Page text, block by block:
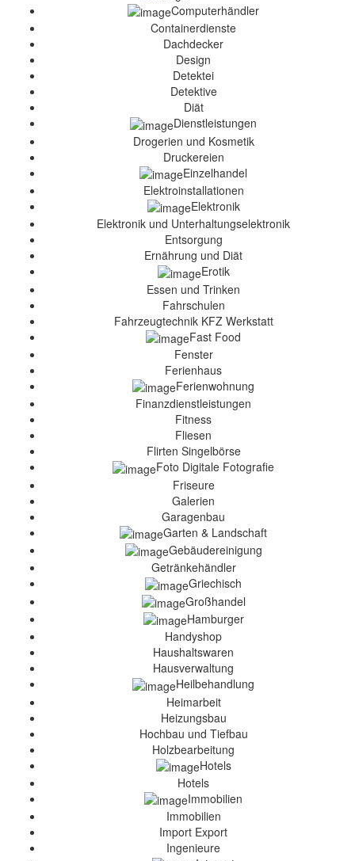
Computerhändler
Containerdienste
Dachdecker
Design
Detektei
Detektive
Diät
Dienstleistungen
Drogerien und Kosmetik
Druckereien
Einzelhandel
Elektroinstallationen
Elektronik
Elektronik und Unterhaltungselektronik
Entsorgung
Ernährung und Diät
Erotik
Essen und Trinken
Fahrschulen
Fahrzeugtechnik KFZ Werkstatt
Fast Food
Fenster
Ferienhaus
Ferienwohnung
Finanzdienstleistungen
Fitness
Fliesen
Flirten Singelbörse
Foto Digitale Fotografie
Friseure
Galerien
Garagenbau
Garten & Landschaft
Gebäudereinigung
Getränkehändler
Griechisch
Großhandel
Hamburger
Handyshop
Haushaltswaren
Hausverwaltung
Heilbehandlung
Heimarbeit
Heizungsbau
Hochbau und Tiefbau
Holzbearbeitung
Hotels
Hotels
Immobilien
Immobilien
Import Export
Ingenieure